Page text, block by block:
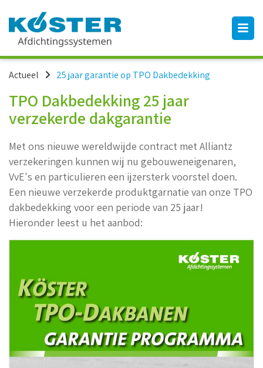
Actueel 25 jaar garantie op TPO Dakbedekking
TPO Dakbedekking 25 jaar
verzekerde dakgarantie
Met ons nieuwe wereldwijde contract met Alliantz
verzekeringen kunnen wij nu gebouweneigenaren,
VvE's en particulieren een ijzersterk voorstel doen.
Een nieuwe verzekerde produktgarnatie van onze TPO
dakbedekking voor een periode van 25 jaar!
Hieronder leest u het aanbod: